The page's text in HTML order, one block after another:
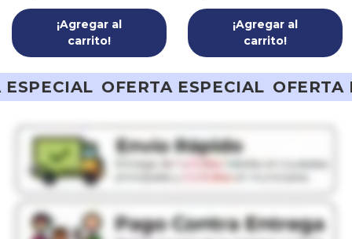
¡Agregar al
carrito!
¡Agregar al
carrito!
ESPECIAL OFERTA ESPECIAL